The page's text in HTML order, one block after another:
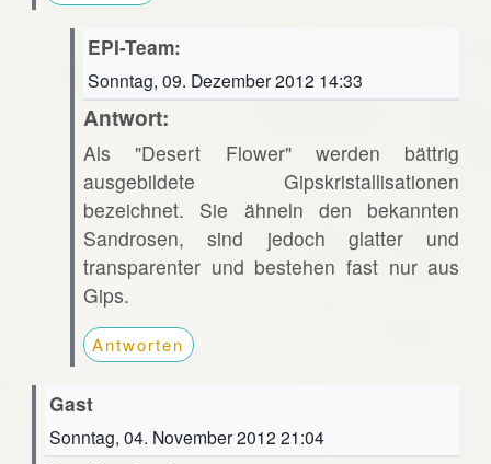
EPI-Team:
Sonntag, 09. Dezember 2012 14:33
Antwort:
Als "Desert Flower" werden bättrig
ausgebildete Gipskristallisationen
bezeichnet. Sie ähneln den bekannten
Sandrosen, sind jedoch glatter und
transparenter und bestehen fast nur aus
Gips.
Antworten
Gast
Sonntag, 04. November 2012 21:04